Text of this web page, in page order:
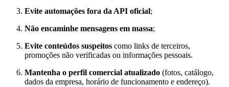
Evite automações fora da API oficial;
Não encaminhe mensagens em massa;
Evite conteúdos suspeitos como links de terceiros,
promoções não verificadas ou informações pessoais.
Mantenha o perfil comercial atualizado (fotos, catálogo,
dados da empresa, horário de funcionamento e endereço).